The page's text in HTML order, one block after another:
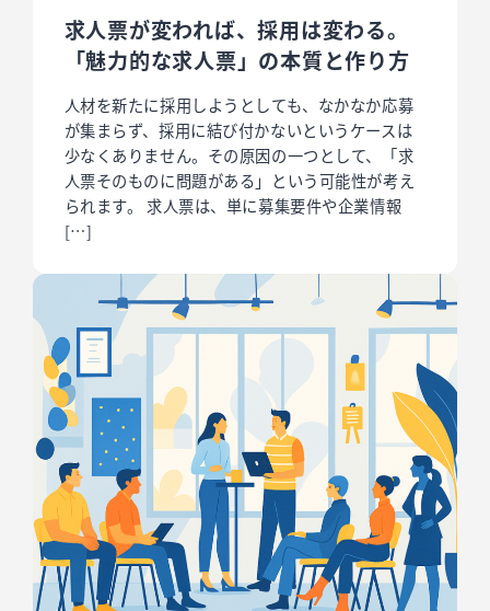
求人票が変われば、採用は変わる。
「魅力的な求人票」の本質と作り方
人材を新たに採用しようとしても、なかなか応募
が集まらず、採用に結び付かないというケースは
少なくありません。その原因の一つとして、「求
人票そのものに問題がある」という可能性が考え
られます。 求人票は、単に募集要件や企業情報
[…]